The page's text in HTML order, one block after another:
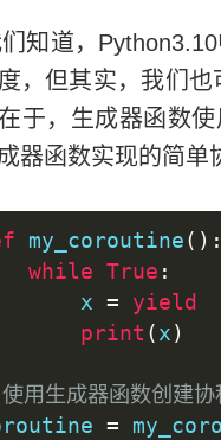
知道，Python3.10
，但其实，我们
于，生成器函数
器函数实现的简单
my_coroutine():
while True :
x
=
yield
print (x)
用生成器函数创建协
=